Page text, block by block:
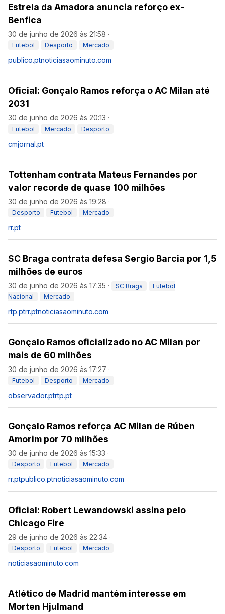
Estrela da Amadora anuncia reforço ex-
Benfica
30 de junho de 2026 às 21:58 ·
Futebol Desporto Mercado
publico.ptnoticiasaominuto.com
Oficial: Gonçalo Ramos reforça o AC Milan até
2031
30 de junho de 2026 às 20:13 ·
Futebol Mercado Desporto
cmjornal.pt
Tottenham contrata Mateus Fernandes por
valor recorde de quase 100 milhões
30 de junho de 2026 às 19:28 ·
Desporto Futebol Mercado
rr.pt
SC Braga contrata defesa Sergio Barcia por 1,5
milhões de euros
30 de junho de 2026 às 17:35 · SC Braga
Futebol
Nacional
Mercado
rtp.ptrr.ptnoticiasaominuto.com
Gonçalo Ramos oficializado no AC Milan por
mais de 60 milhões
30 de junho de 2026 às 17:27 ·
Futebol Desporto Mercado
observador.ptrtp.pt
Gonçalo Ramos reforça AC Milan de Rúben
Amorim por 70 milhões
30 de junho de 2026 às 15:33 ·
Desporto Futebol Mercado
rr.ptpublico.ptnoticiasaominuto.com
Oficial: Robert Lewandowski assina pelo
Chicago Fire
29 de junho de 2026 às 22:34 ·
Desporto Futebol Mercado
noticiasaominuto.com
Atlético de Madrid mantém interesse em
Morten Hjulmand